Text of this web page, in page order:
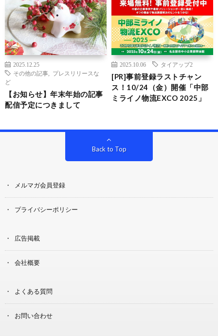
2025.12.25
その他の記事
プレスリリースな
ど
【お知らせ】年末年始の記事
配信予定につきまして
2025.10.06 タイアップ2
[PR]事前登録ラストチャン
ス！10/24（金）開催「中部
ミライノ物流EXCO 2025」
Back to Top
メルマガ会員登録
プライバシーポリシー
広告掲載
会社概要
よくある質問
お問い合わせ